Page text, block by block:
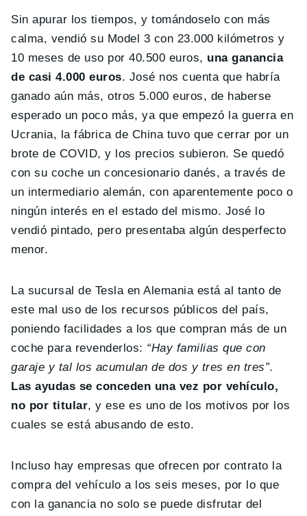
Sin apurar los tiempos, y tomándoselo con más
calma, vendió su Model 3 con 23.000 kilómetros y
10 meses de uso por 40.500 euros, una ganancia
de casi 4.000 euros. José nos cuenta que habría
ganado aún más, otros 5.000 euros, de haberse
esperado un poco más, ya que empezó la guerra en
Ucrania, la fábrica de China tuvo que cerrar por un
brote de COVID, y los precios subieron. Se quedó
con su coche un concesionario danés, a través de
un intermediario alemán, con aparentemente poco o
ningún interés en el estado del mismo. José lo
vendió pintado, pero presentaba algún desperfecto
menor.
La sucursal de Tesla en Alemania está al tanto de
este mal uso de los recursos públicos del país,
poniendo facilidades a los que compran más de un
coche para revenderlos: “Hay familias que con
garaje y tal los acumulan de dos y tres en tres”.
Las ayudas se conceden una vez por vehículo,
no por titular, y ese es uno de los motivos por los
cuales se está abusando de esto.
Incluso hay empresas que ofrecen por contrato la
compra del vehículo a los seis meses, por lo que
con la ganancia no solo se puede disfrutar del